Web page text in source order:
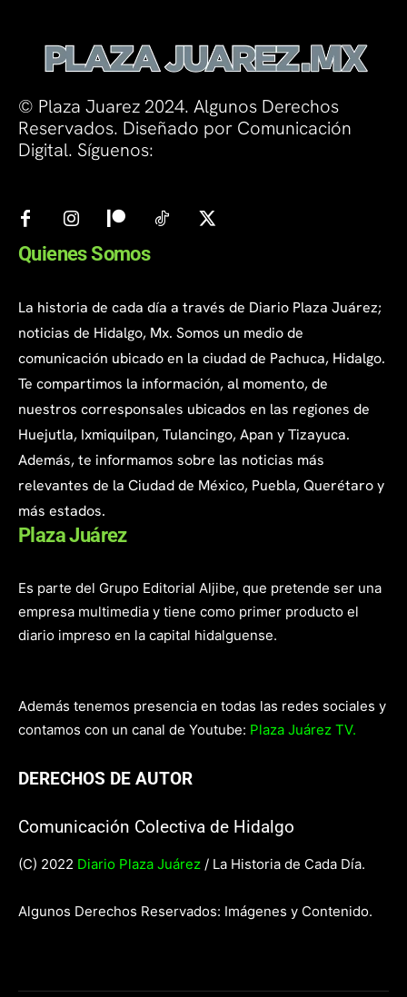
© Plaza Juarez 2024. Algunos Derechos
Reservados. Diseñado por Comunicación
Digital. Síguenos:
Quienes Somos
La historia de cada día a través de Diario Plaza Juárez;
noticias de Hidalgo, Mx. Somos un medio de
comunicación ubicado en la ciudad de Pachuca, Hidalgo.
Te compartimos la información, al momento, de
nuestros corresponsales ubicados en las regiones de
Huejutla, Ixmiquilpan, Tulancingo, Apan y Tizayuca.
Además, te informamos sobre las noticias más
relevantes de la Ciudad de México, Puebla, Querétaro y
más estados.
Plaza Juárez
Es parte del Grupo Editorial Aljibe, que pretende ser una
empresa multimedia y tiene como primer producto el
diario impreso en la capital hidalguense.
Además tenemos presencia en todas las redes sociales y
contamos con un canal de Youtube: Plaza Juárez TV.
DERECHOS DE AUTOR
Comunicación Colectiva de Hidalgo
(C) 2022 Diario Plaza Juárez / La Historia de Cada Día.
Algunos Derechos Reservados: Imágenes y Contenido.